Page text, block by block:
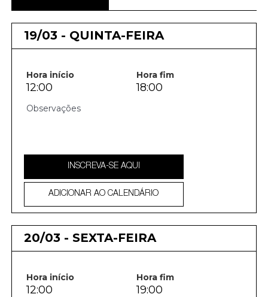
19/03 - QUINTA-FEIRA
Hora início Hora fim
12:00 18:00
INSCREVA-SE AQUI
ADICIONAR AO CALENDÁRIO
20/03 - SEXTA-FEIRA
Hora início Hora fim
12:00 19:00